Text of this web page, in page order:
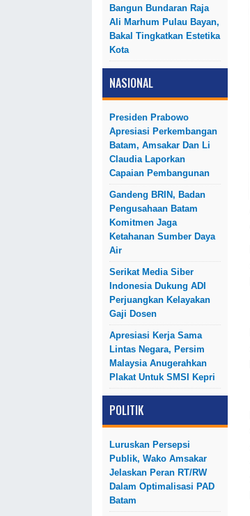
Bangun Bundaran Raja
Ali Marhum Pulau Bayan,
Bakal Tingkatkan Estetika
Kota
NASIONAL
Presiden Prabowo
Apresiasi Perkembangan
Batam, Amsakar Dan Li
Claudia Laporkan
Capaian Pembangunan
Gandeng BRIN, Badan
Pengusahaan Batam
Komitmen Jaga
Ketahanan Sumber Daya
Air
Serikat Media Siber
Indonesia Dukung ADI
Perjuangkan Kelayakan
Gaji Dosen
Apresiasi Kerja Sama
Lintas Negara, Persim
Malaysia Anugerahkan
Plakat Untuk SMSI Kepri
POLITIK
Luruskan Persepsi
Publik, Wako Amsakar
Jelaskan Peran RT/RW
Dalam Optimalisasi PAD
Batam